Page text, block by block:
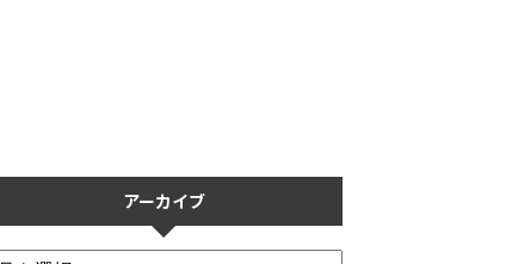
アーカイブ